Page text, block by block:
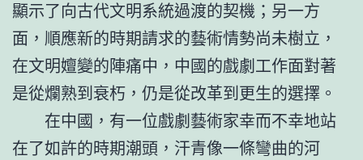
顯示了向古代文明系統過渡的契機；另一方
面，順應新的時期請求的藝術情勢尚未樹立，
在文明嬗變的陣痛中，中國的戲劇工作面對著
是從爛熟到衰朽，仍是從改革到更生的選擇。
在中國，有一位戲劇藝術家幸而不幸地站
在了如許的時期潮頭，汗青像一條彎曲的河